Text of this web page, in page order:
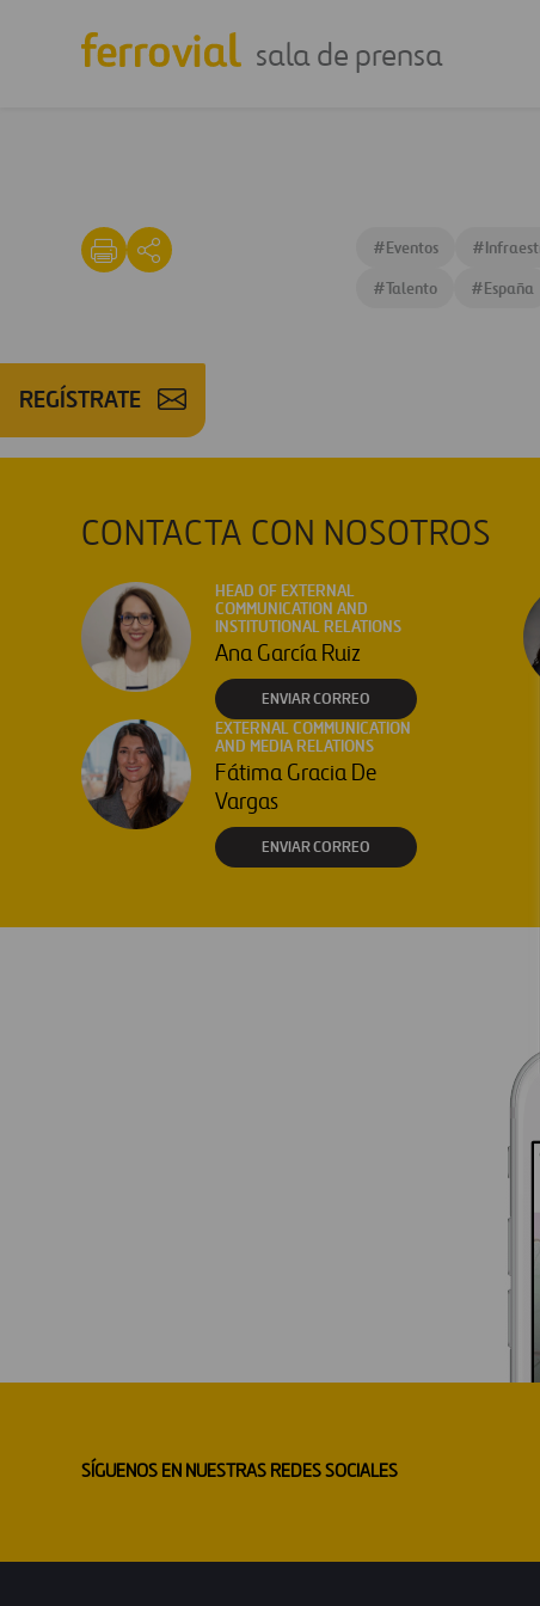
sala de prensa
REGÍSTRATE
#Eventos #
#Talento #España
CONTACTA CON NOSOTROS
HEAD OF EXTERNAL
COMMUNICATION AND
INSTITUTIONAL RELATIONS
Ana García Ruiz
ENVIAR CORREO
EXTERNAL COMMUNICATION
AND MEDIA RELATIONS
Fátima Gracia De
Vargas
ENVIAR CORREO
SÍGUENOS EN NUESTRAS REDES SOCIALES